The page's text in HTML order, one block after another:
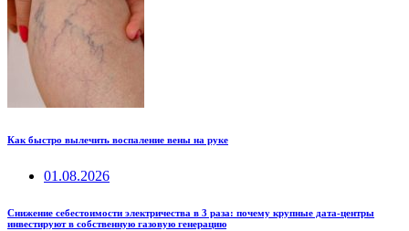
Как быстро вылечить воспаление вены на руке
01.08.2026
Снижение себестоимости электричества в 3 раза: почему крупные дата-центры
инвестируют в собственную газовую генерацию